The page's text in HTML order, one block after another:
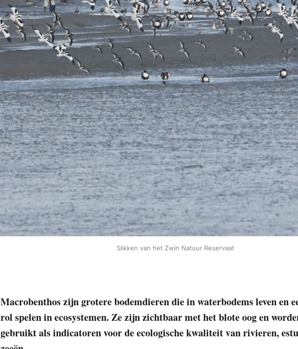
Slikken van het Zwin Natuur Reservaat
Macrobenthos zijn grotere bodemdieren die in waterbodems leven en
rol spelen in ecosystemen. Ze zijn zichtbaar met het blote oog en
gebruikt als indicatoren voor de ecologische kwaliteit van rivieren,